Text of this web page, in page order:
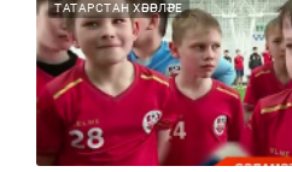
ТАТАРСТАН ХӘБӘРЛӘРЕ